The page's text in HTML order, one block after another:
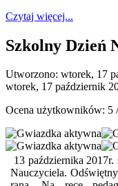
Czytaj więcej...
Szkolny Dzień
Utworzono: wtorek, 17
wtorek, 17 październik
Ocena użytkowników: 5
13 października
Nauczyciela.